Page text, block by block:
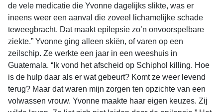
de vele medicatie die Yvonne dagelijks slikte, was er
ineens weer een aanval die zoveel lichamelijke schade
teweegbracht. Dat maakt epilepsie zo’n onvoorspelbare
ziekte.” Yvonne ging alleen skiën, of varen op een
zeilschip. Ze werkte een jaar in een weeshuis in
Guatemala. “Ik vond het afscheid op Schiphol killing. Hoe
is de hulp daar als er wat gebeurt? Komt ze weer levend
terug? Maar dat waren mijn zorgen ten opzichte van een
volwassen vrouw. Yvonne maakte haar eigen keuzes. Zij